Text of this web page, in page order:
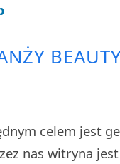
celem jest
nas witryna jest